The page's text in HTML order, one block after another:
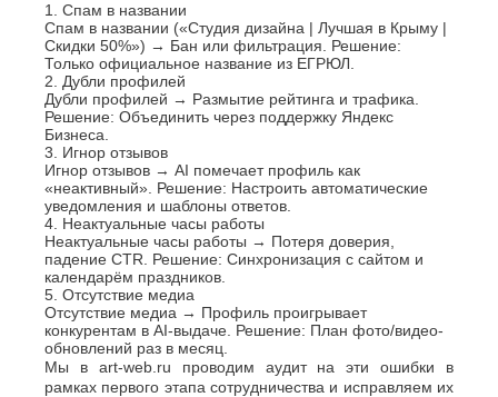
1. Спам в названии
Спам в названии («Студия дизайна | Лучшая в Крыму |
Скидки 50%») → Бан или фильтрация. Решение:
Только официальное название из ЕГРЮЛ.
2. Дубли профилей
Дубли профилей → Размытие рейтинга и трафика.
Решение: Объединить через поддержку Яндекс
Бизнеса.
3. Игнор отзывов
Игнор отзывов → AI помечает профиль как
«неактивный». Решение: Настроить автоматические
уведомления и шаблоны ответов.
4. Неактуальные часы работы
Неактуальные часы работы → Потеря доверия,
падение CTR. Решение: Синхронизация с сайтом и
календарём праздников.
5. Отсутствие медиа
Отсутствие медиа → Профиль проигрывает
конкурентам в AI-выдаче. Решение: План фото/видео-
обновлений раз в месяц.
Мы в art-web.ru проводим аудит на эти ошибки в
рамках первого этапа сотрудничества и исправляем их